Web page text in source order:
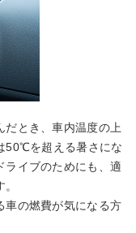
だとき、車内温度の上
50℃を超える暑さにな
ライブのためにも、適
車の燃費が気になる方